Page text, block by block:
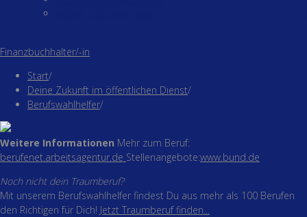
Finanzbuchhalter/-in
Start/
Deine Zukunft im öffentlichen Dienst/
Berufswahlhelfer/
Weitere Informationen Mehr zum Beruf:
berufenet.arbeitsagentur.de Stellenangebote:www.bund.de
Noch nicht dein Traumberuf?
Mit unserem Berufswahlhelfer findest Du aus mehr als 100 Berufen
den Richtigen für Dich! Jetzt Traumberuf finden...